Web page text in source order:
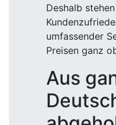
Deshalb
umfassender
Preisen ganz
Aus